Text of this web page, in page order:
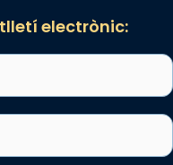
electrònic: